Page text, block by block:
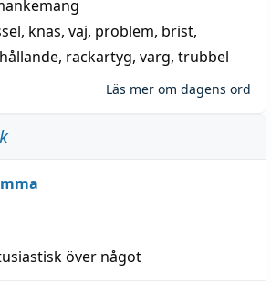
, knas, vaj, problem, brist,
, rackartyg, varg, trubbel
Läs mer om dagens ord
över något